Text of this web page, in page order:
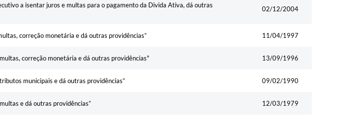
a isentar juros e multas para o pagamento da Divida Ativa, dá outras
02/12/2004
correção monetária e dá outras providências” 11/04/1997
correção monetária e dá outras providências" 13/09/1996
municipais e dá outras providências” 09/02/1990
e dá outras providências” 12/03/1979